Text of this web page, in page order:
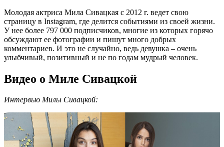
Молодая актриса Мила Сивацкая с 2012 г. ведет свою
страницу в Instagram, где делится событиями из своей жизни.
У нее более 797 000 подписчиков, многие из которых горячо
обсуждают ее фотографии и пишут много добрых
комментариев. И это не случайно, ведь девушка – очень
улыбчивый, позитивный и не по годам мудрый человек.
Видео о Миле Сивацкой
Интервью Милы Сивацкой: